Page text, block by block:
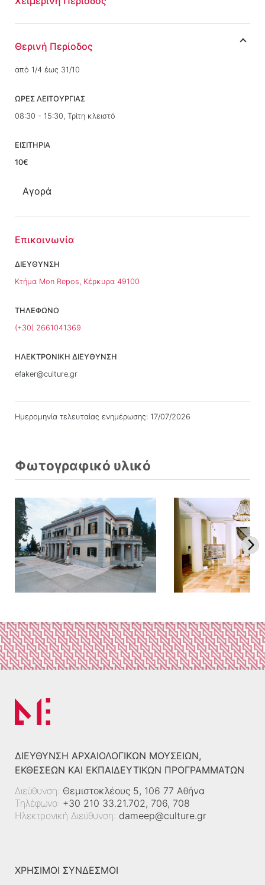
Θερινή Περίοδος
από 1/4 έως 31/10
ΩΡΕΣ ΛΕΙΤΟΥΡΓΙΑΣ
08:30 - 15:30, Τρίτη κλειστό
ΕΙΣΙΤΗΡΙΑ
10€
Αγορά
Επικοινωνία
ΔΙΕΥΘΥΝΣΗ
Κτήμα Mon Repos, Κέρκυρα 49100
ΤΗΛΕΦΩΝΟ
(+30) 2661041369
ΗΛΕΚΤΡΟΝΙΚΗ ΔΙΕΥΘΥΝΣΗ
efaker@culture.gr
Ημερομηνία τελευταίας ενημέρωσης: 17/07/2026
Φωτογραφικό υλικό
ΔΙΕΎΘΥΝΣΗ ΑΡΧΑΙΟΛΟΓΙΚΏΝ ΜΟΥΣΕΊΩΝ,
ΕΚΘΈΣΕΩΝ ΚΑΙ ΕΚΠΑΙΔΕΥΤΙΚΏΝ ΠΡΟΓΡΑΜΜΆΤΩΝ
Διεύθυνση: Θεμιστοκλέους 5, 106 77 Αθήνα
Τηλέφωνο: +30 210 33.21.702, 706, 708
Ηλεκτρονική Διεύθυνση: dameep@culture.gr
ΧΡΗΣΙΜΟΙ ΣΥΝΔΕΣΜΟΙ